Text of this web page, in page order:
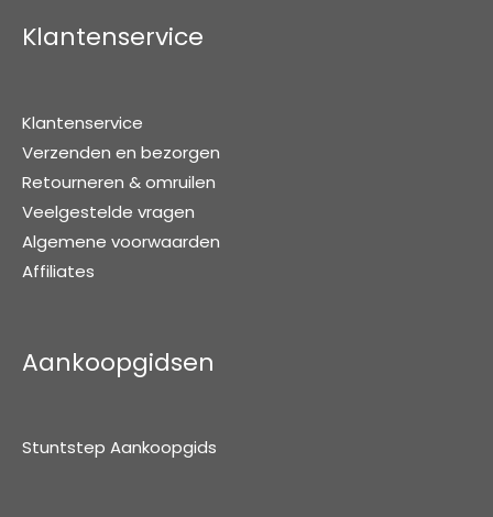
Klantenservice
Klantenservice
Verzenden en bezorgen
Retourneren & omruilen
Veelgestelde vragen
Algemene voorwaarden
Affiliates
Aankoopgidsen
Stuntstep Aankoopgids